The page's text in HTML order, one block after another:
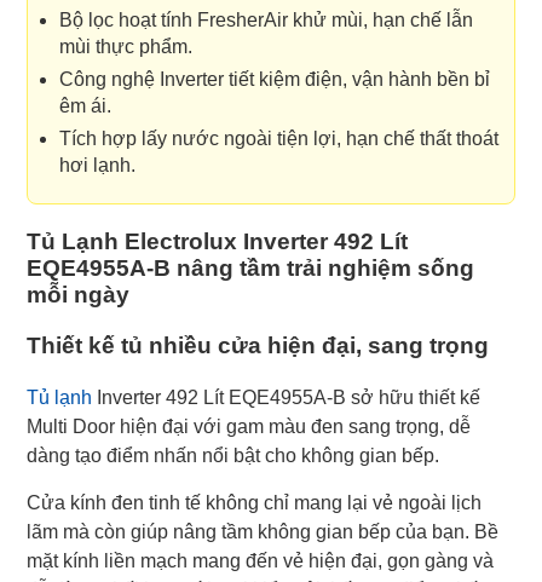
Bộ lọc hoạt tính FresherAir khử mùi, hạn chế lẫn
mùi thực phẩm.
Công nghệ Inverter tiết kiệm điện, vận hành bền bỉ
êm ái.
Tích hợp lấy nước ngoài tiện lợi, hạn chế thất thoát
hơi lạnh.
Tủ Lạnh Electrolux Inverter 492 Lít
EQE4955A-B nâng tầm trải nghiệm sống
mỗi ngày
Thiết kế tủ nhiều cửa hiện đại, sang trọng
Tủ lạnh Inverter 492 Lít EQE4955A-B sở hữu thiết kế
Multi Door hiện đại với gam màu đen sang trọng, dễ
dàng tạo điểm nhấn nổi bật cho không gian bếp.
Cửa kính đen tinh tế không chỉ mang lại vẻ ngoài lịch
lãm mà còn giúp nâng tầm không gian bếp của bạn. Bề
mặt kính liền mạch mang đến vẻ hiện đại, gọn gàng và